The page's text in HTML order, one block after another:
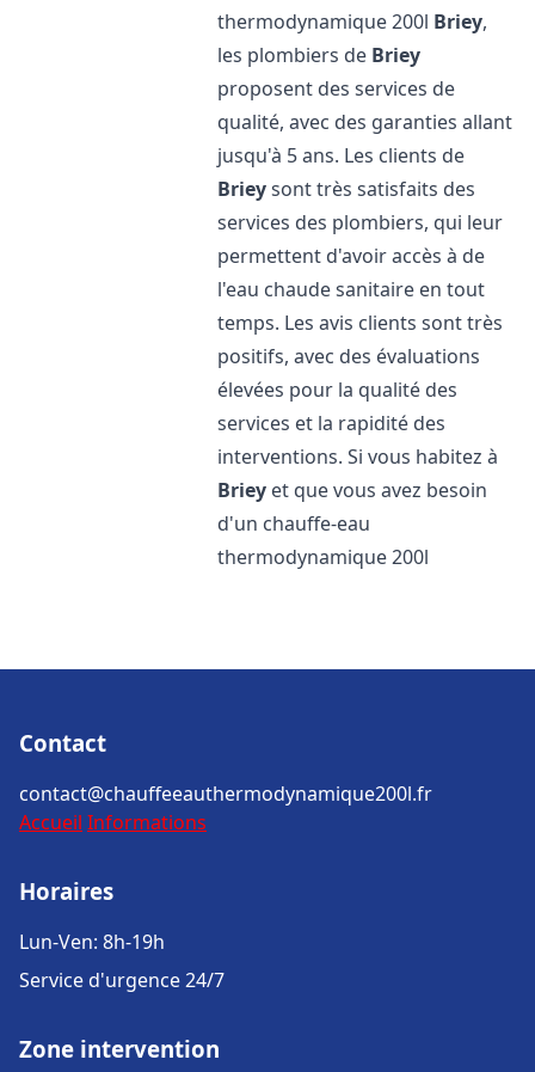
thermodynamique 200l Briey,
les plombiers de Briey
proposent des services de
qualité, avec des garanties allant
jusqu'à 5 ans. Les clients de
Brieysont très satisfaits des
services des plombiers, qui leur
permettent d'avoir accès à de
l'eau chaude sanitaire en tout
temps. Les avis clients sont très
positifs, avec des évaluations
élevées pour la qualité des
services et la rapidité des
interventions. Si vous habitez à
Briey et que vous avez besoin
d'un chauffe-eau
thermodynamique 200l
Contact
contact@chauffeeauthermodynamique200l.fr
Accueil Informations
Horaires
Lun-Ven: 8h-19h
Service d'urgence 24/7
Zone intervention